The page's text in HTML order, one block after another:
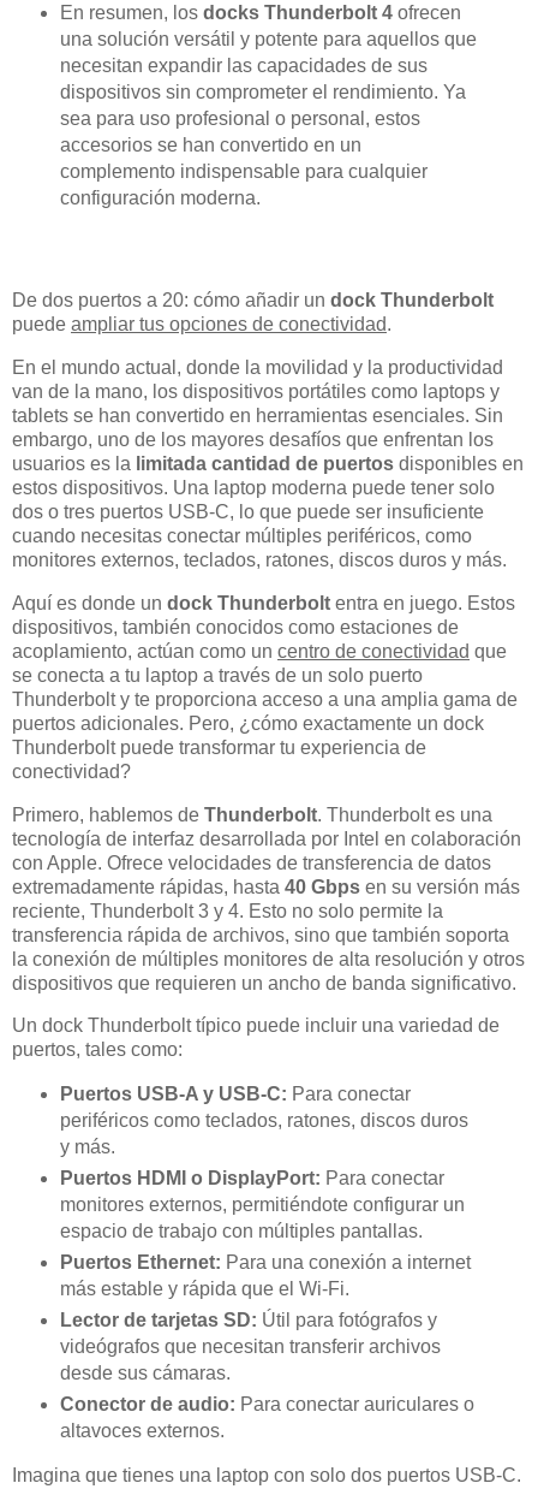
En resumen, los docks Thunderbolt 4ofrecen
una solución versátil y potente para aquellos que
necesitan expandir las capacidades de sus
dispositivos sin comprometer el rendimiento. Ya
sea para uso profesional o personal, estos
accesorios se han convertido en un
complemento indispensable para cualquier
configuración moderna.
De dos puertos a 20: cómo añadir un dock Thunderbolt
puede ampliar tus opciones de conectividad.
En el mundo actual, donde la movilidad y la productividad
van de la mano, los dispositivos portátiles como laptops y
tablets se han convertido en herramientas esenciales. Sin
embargo, uno de los mayores desafíos que enfrentan los
usuarios es la limitada cantidad de puertos disponibles en
estos dispositivos. Una laptop moderna puede tener solo
dos o tres puertos USB-C, lo que puede ser insuficiente
cuando necesitas conectar múltiples periféricos, como
monitores externos, teclados, ratones, discos duros y más.
Aquí es donde un dock Thunderbolt entra en juego. Estos
dispositivos, también conocidos como estaciones de
acoplamiento, actúan como un centro de conectividad que
se conecta a tu laptop a través de un solo puerto
Thunderbolt y te proporciona acceso a una amplia gama de
puertos adicionales. Pero, ¿cómo exactamente un dock
Thunderbolt puede transformar tu experiencia de
conectividad?
Primero, hablemos de Thunderbolt. Thunderbolt es una
tecnología de interfaz desarrollada por Intel en colaboración
con Apple. Ofrece velocidades de transferencia de datos
extremadamente rápidas, hasta 40 Gbps en su versión más
reciente, Thunderbolt 3 y 4. Esto no solo permite la
transferencia rápida de archivos, sino que también soporta
la conexión de múltiples monitores de alta resolución y otros
dispositivos que requieren un ancho de banda significativo.
Un dock Thunderbolt típico puede incluir una variedad de
puertos, tales como:
Puertos USB-A y USB-C: Para conectar
periféricos como teclados, ratones, discos duros
y más.
Puertos HDMI o DisplayPort: Para conectar
monitores externos, permitiéndote configurar un
espacio de trabajo con múltiples pantallas.
Puertos Ethernet: Para una conexión a internet
más estable y rápida que el Wi-Fi.
Lector de tarjetas SD: Útil para fotógrafos y
videógrafos que necesitan transferir archivos
desde sus cámaras.
Conector de audio: Para conectar auriculares o
altavoces externos.
Imagina que tienes una laptop con solo dos puertos USB-C.